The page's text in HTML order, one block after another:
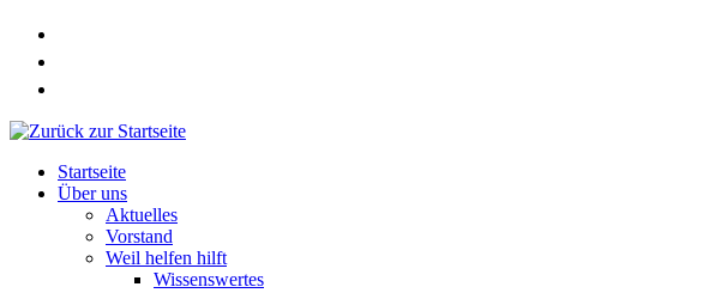
Zum
springen
Startseite
Über uns
Aktuelles
Vorstand
Weil helfen hilft
Wissenswertes